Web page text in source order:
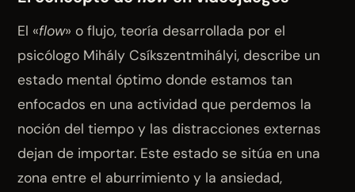
El «flow» o flujo, teoría desarrollada por el
psicólogo Mihály Csíkszentmihályi, describe un
estado mental óptimo donde estamos tan
enfocados en una actividad que perdemos la
noción del tiempo y las distracciones externas
dejan de importar. Este estado se sitúa en una
zona entre el aburrimiento y la ansiedad,